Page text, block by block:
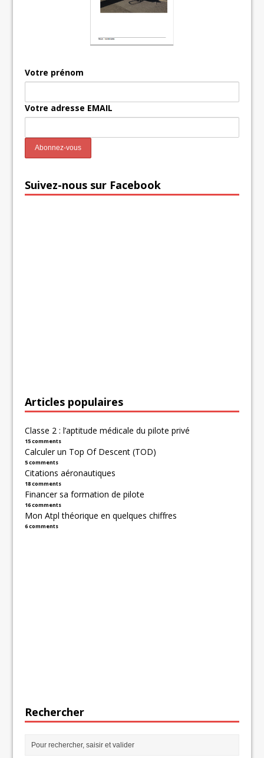
Votre prénom
Votre adresse EMAIL
Suivez-nous sur Facebook
Articles populaires
Classe 2 : l’aptitude médicale du pilote privé
15 comments
Calculer un Top Of Descent (TOD)
5 comments
Citations aéronautiques
18 comments
Financer sa formation de pilote
16 comments
Mon Atpl théorique en quelques chiffres
6 comments
Rechercher